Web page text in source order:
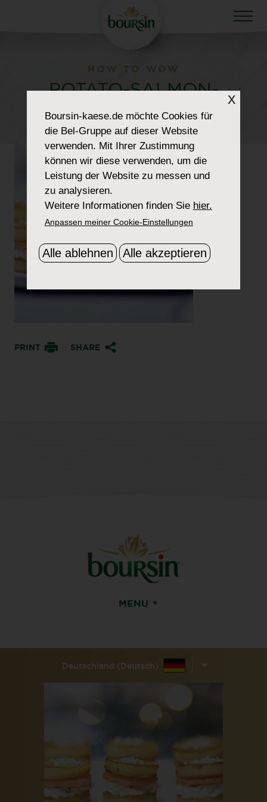
HOW TO WOW
POTATO-SALMON-
300
PRINT SHARE
MENU
Deutschland (Deutsch)
X
Boursin-kaese.demöchte Cookies für
die Bel-Gruppe auf dieser Website
verwenden. Mit Ihrer Zustimmung
können wir diese verwenden, um die
Leistung der Website zu messen und
zu analysieren.
Weitere Informationen finden Sie hier.
Anpassen meiner Cookie-Einstellungen
Alle ablehnen Alle akzeptieren